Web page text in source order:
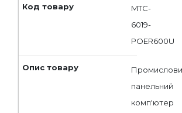
MTC-
6019-
POER600U
панельний
комп'ютер